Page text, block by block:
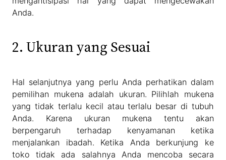
Anda.
2. Ukuran yang Sesuai
Hal selanjutnya yang perlu Anda perhatikan dalam
pemilihan mukena adalah ukuran. Pilihlah mukena
yang tidak terlalu kecil atau terlalu besar di tubuh
Anda. Karena ukuran mukena tentu akan
berpengaruh terhadap kenyamanan ketika
menjalankan ibadah. Ketika Anda berkunjung ke
toko tidak ada salahnya Anda mencoba secara